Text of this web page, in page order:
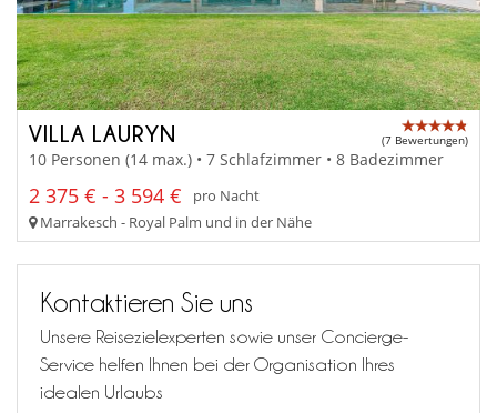
VILLA LAURYN (7 Bewertungen)
10 Personen (14 max.) • 7 Schlafzimmer • 8 Badezimmer
2 375 € - 3 594 €
pro Nacht
Marrakesch - Royal Palm und in der Nähe
Kontaktieren Sie uns
Unsere Reisezielexperten sowie unser Concierge-
Service helfen Ihnen bei der Organisation Ihres
idealen Urlaubs